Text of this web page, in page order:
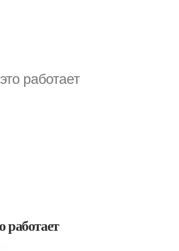
работает
работает